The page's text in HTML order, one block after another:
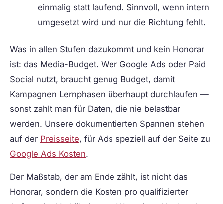
einmalig statt laufend. Sinnvoll, wenn intern
umgesetzt wird und nur die Richtung fehlt.
Was in allen Stufen dazukommt und kein Honorar
ist: das Media-Budget. Wer Google Ads oder Paid
Social nutzt, braucht genug Budget, damit
Kampagnen Lernphasen überhaupt durchlaufen —
sonst zahlt man für Daten, die nie belastbar
werden. Unsere dokumentierten Spannen stehen
auf der Preisseite, für Ads speziell auf der Seite zu
Google Ads Kosten.
Der Maßstab, der am Ende zählt, ist nicht das
Honorar, sondern die Kosten pro qualifizierter